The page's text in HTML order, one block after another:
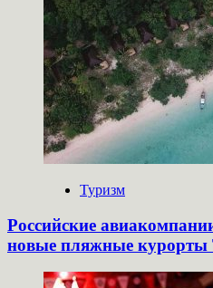
Туризм
Российские
новые пляжные курорты